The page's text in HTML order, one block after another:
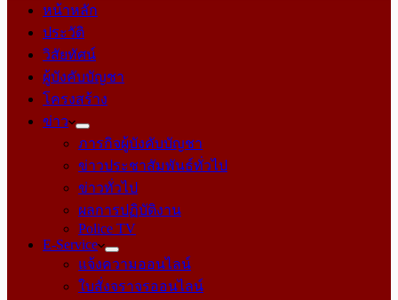
หน้าหลัก
ประวัติ
วิสัยทัศน์
ผู้บังคับบัญชา
โครงสร้าง
ข่าว
ภารกิจผู้บังคับบัญชา
ข่าวประชาสัมพันธ์ทั่วไป
ข่าวทั่วไป
ผลการปฏิบัติงาน
Police TV
E-Service
แจ้งความออนไลน์
ใบสั่งจราจรออนไลน์